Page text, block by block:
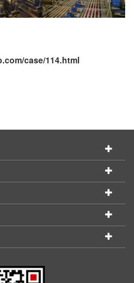
case/114.html